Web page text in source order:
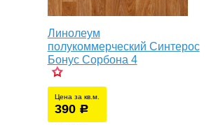
Линолеум
полукоммерческий Синтерос
Бонус Сорбона 4
Цена за кв.м.
390 р